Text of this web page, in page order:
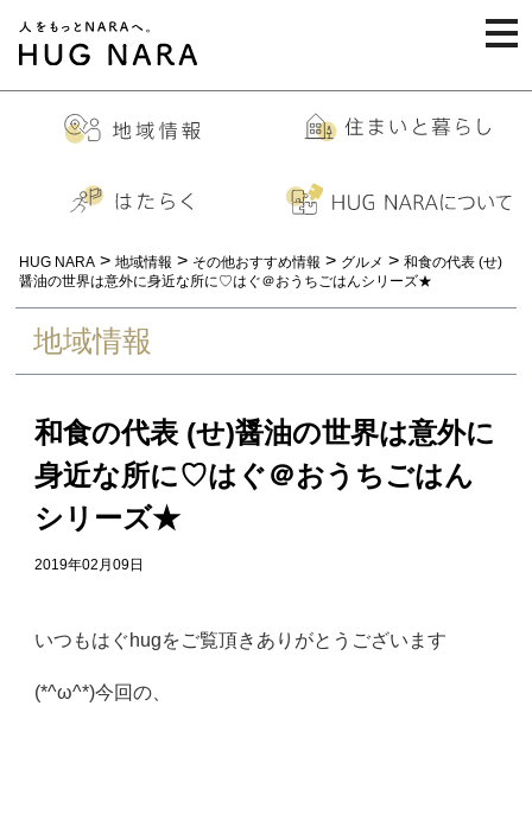
HUG NARA > 地域情報 > その他おすすめ情報 > グルメ > 和食の代表 (せ)
醤油の世界は意外に身近な所に♡はぐ＠おうちごはんシリーズ★
地域情報
和食の代表 (せ)醤油の世界は意外に
身近な所に♡はぐ＠おうちごはん
シリーズ★
2019年02月09日
いつもはぐhugをご覧頂きありがとうございます
(*^ω^*)今回の、